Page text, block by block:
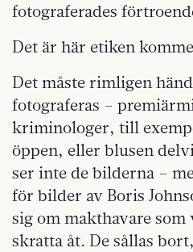
fotograferades
Det är här etiken
Det måste rimligen
fotograferas –
kriminologer, till
öppen, eller blusen
ser inte de bilderna –
för bilder av Boris
sig om makthavare
skratta åt. De sållas